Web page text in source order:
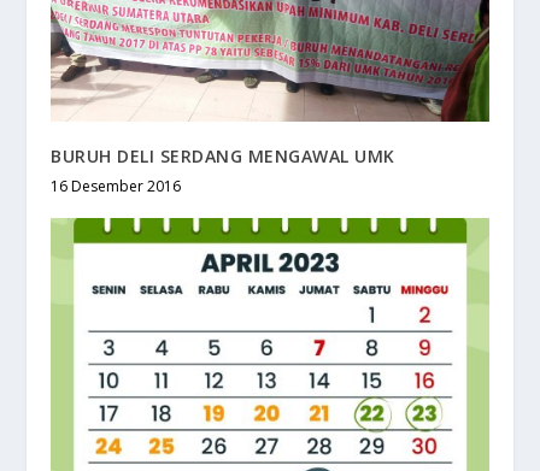
BURUH DELI SERDANG MENGAWAL UMK
16 Desember 2016